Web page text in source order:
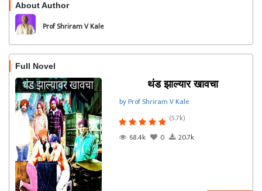
About Author
Prof Shriram V Kale
Full Novel
थंड झाल्यार खावचा
by Prof Shriram V Kale
(5.7k)
68.4k
0 20.7k